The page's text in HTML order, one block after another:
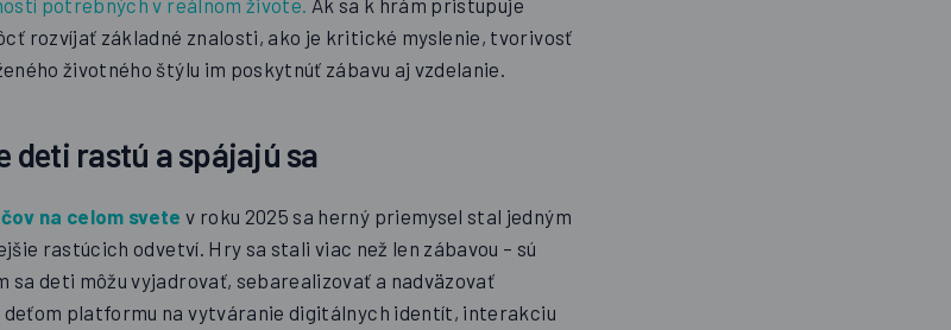
potrebných v reálnom živote. Ak sa k hrám pristupuje
rozvíjať základné znalosti, ako je kritické myslenie, tvorivosť
životného štýlu im poskytnúť zábavu aj vzdelanie.
deti rastú a spájajú sa
na celom svete v roku 2025 sa herný priemysel stal jedným
rastúcich odvetví. Hry sa stali viac než len zábavou – sú
deti môžu vyjadrovať, sebarealizovať a nadväzovať
deťom platformu na vytváranie digitálnych identít, interakciu